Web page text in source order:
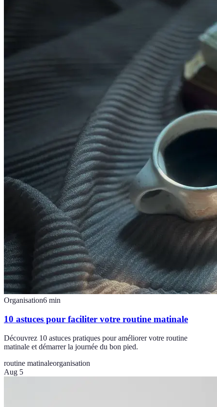
Organisation6 min
10 astuces pour faciliter votre routine matinale
Découvrez 10 astuces pratiques pour améliorer votre routine
matinale et démarrer la journée du bon pied.
routine matinaleorganisation
Aug 5